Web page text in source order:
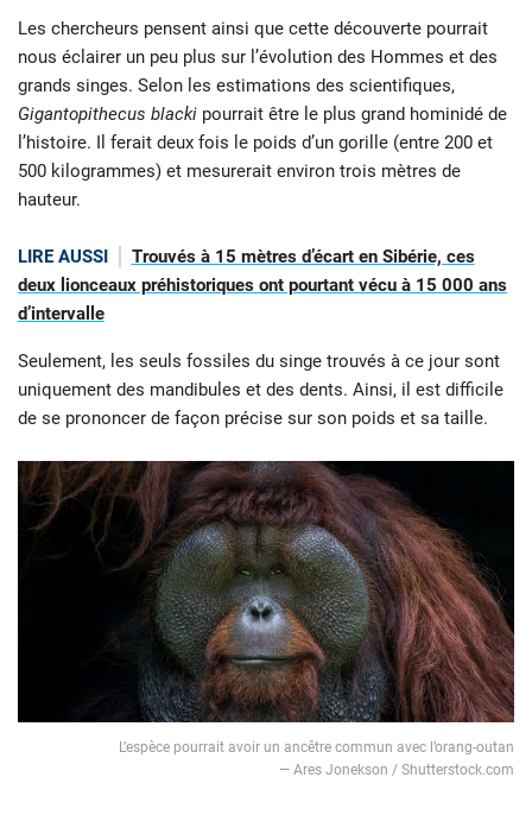
Les chercheurs pensent ainsi que cette découverte pourrait
nous éclairer un peu plus sur l’évolution des Hommes et des
grands singes. Selon les estimations des scientifiques,
Gigantopithecus blacki pourrait être le plus grand hominidé de
l’histoire. Il ferait deux fois le poids d’un gorille (entre 200 et
500 kilogrammes) et mesurerait environ trois mètres de
hauteur.
LIRE AUSSI
Trouvés à 15 mètres d’écart en Sibérie, ces
deux lionceaux préhistoriques ont pourtant vécu à 15 000 ans
d’intervalle
Seulement, les seuls fossiles du singe trouvés à ce jour sont
uniquement des mandibules et des dents. Ainsi, il est difficile
de se prononcer de façon précise sur son poids et sa taille.
L’espèce pourrait avoir un ancêtre commun avec l’orang-outan
— Ares Jonekson / Shutterstock.com